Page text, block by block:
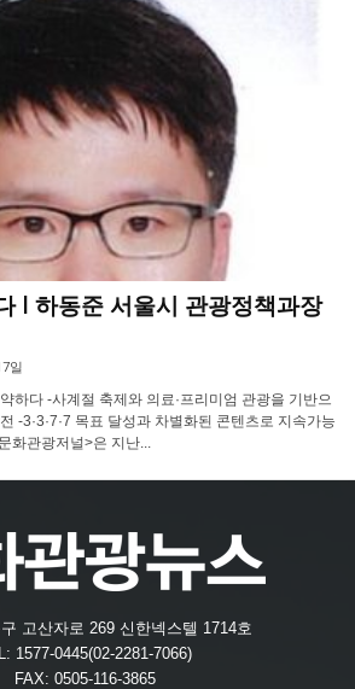
l 하동준 서울시 관광정책과장
일
하다 -사계절 축제와 의료·프리미엄 관광을 기반으
-3·3·7·7 목표 달성과 차별화된 콘텐츠로 지속가능
화관광저널>은 지난...
고산자로 269 신한넥스텔 1714호
1577-0445(02-2281-7066)
FAX: 0505-116-3865